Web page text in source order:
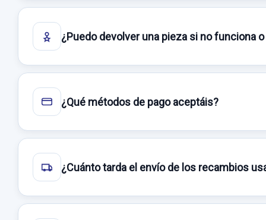
¿Puedo devolver una pieza si no funciona
¿Qué métodos de pago aceptáis?
¿Cuánto tarda el envío de los recambios